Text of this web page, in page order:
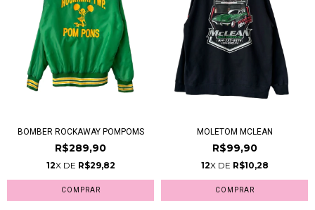
BOMBER ROCKAWAY POMPOMS
R$289,90
12X DE R$29,82
COMPRAR
MOLETOM MCLEAN
R$99,90
12X DE R$10,28
COMPRAR